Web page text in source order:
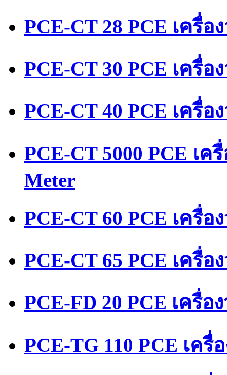
PCE-CT 28 PCE เครื่
PCE-CT 30 PCE เครื่
PCE-CT 40 PCE เครื่
PCE-CT 5000 PCE เ
Meter
PCE-CT 60 PCE เครื่
PCE-CT 65 PCE เครื่
PCE-FD 20 PCE เครื่
PCE-TG 110 PCE เค